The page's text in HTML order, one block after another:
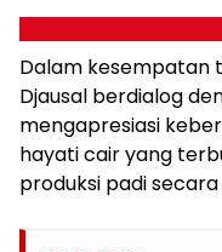
Dalam kesempatan
Djausal berdialog
mengapresiasi
hayati cair yang
produksi padi secara